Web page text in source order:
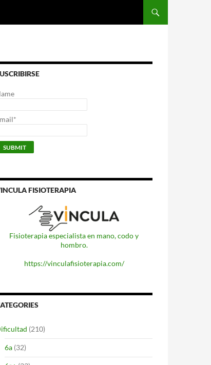
FISIOTERAPIA
Fisioterapia especialista en mano, codo y
hombro.
https://vinculafisioterapia.com/
(210)
6a (32)